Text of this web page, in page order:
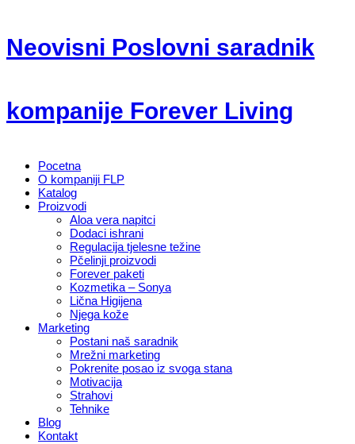
Neovisni Poslovni saradnik
kompanije Forever Living
Pocetna
O kompaniji FLP
Katalog
Proizvodi
Aloa vera napitci
Dodaci ishrani
Regulacija tjelesne težine
Pčelinji proizvodi
Forever paketi
Kozmetika – Sonya
Lična Higijena
Njega kože
Marketing
Postani naš saradnik
Mrežni marketing
Pokrenite posao iz svoga stana
Motivacija
Strahovi
Tehnike
Blog
Kontakt